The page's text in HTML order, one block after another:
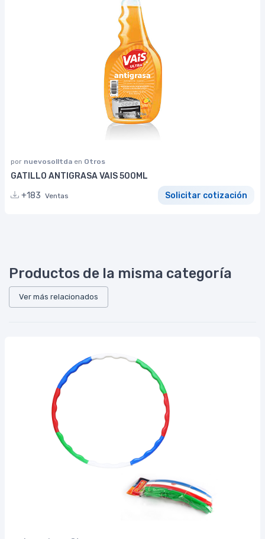
por nuevosolltda en Otros
GATILLO ANTIGRASA VAIS 500ML
+183 Ventas Solicitar cotización
Productos de la misma categoría
Ver más relacionados